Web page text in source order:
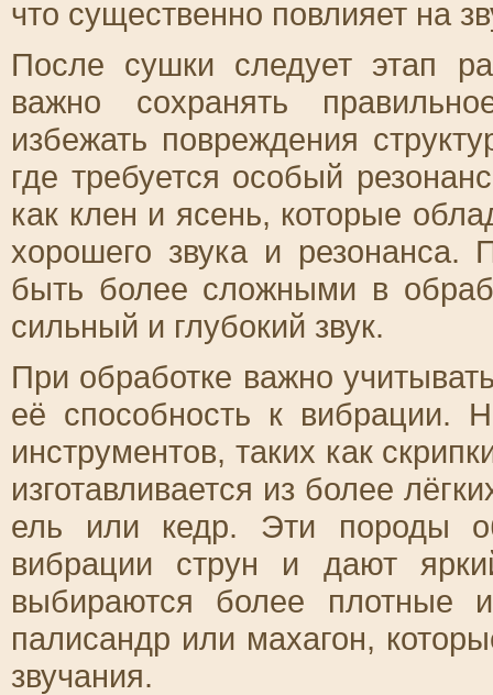
что существенно повлияет на
После сушки следует этап
важно сохранять
избежать повреждения
где требуется особый
как клен и ясень, которые
хорошего звука и резонанса.
быть более сложными в
сильный и глубокий звук.
При обработке важно
её способность к вибрации.
инструментов, таких как
изготавливается из более
ель или кедр. Эти породы
вибрации струн и дают
выбираются более плотные
палисандр или махагон,
звучания.